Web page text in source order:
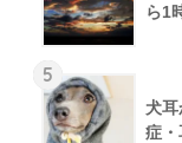
ら1
5
犬耳
症・